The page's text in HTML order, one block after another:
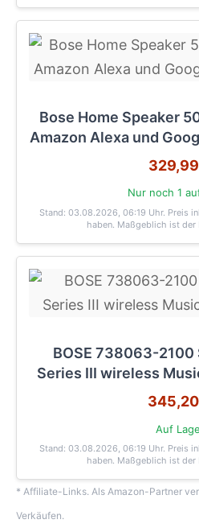
Bose Home Speaker
Amazon Alexa und
Nur noch 1
Stand: 03.08.2026, 06:19 Uhr. Preis
haben. Maßgeblich ist der
BOSE 738063-2100
Series III wireless
Auf
Stand: 03.08.2026, 06:19 Uhr. Preis
haben. Maßgeblich ist der
* Affiliate-Links. Als Amazon-Partner
Verkäufen.